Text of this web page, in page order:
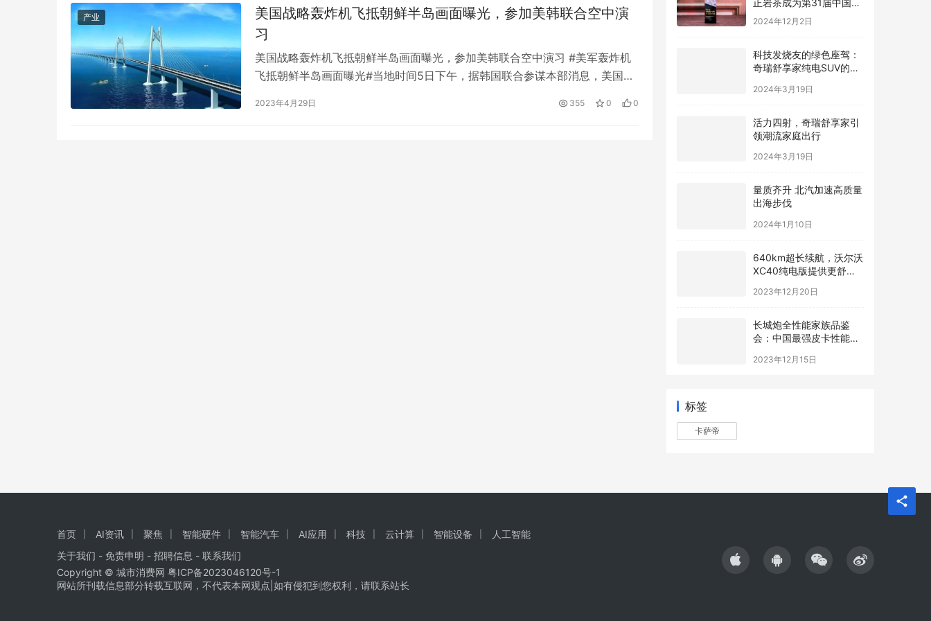
晚。看着纪念…
产业
美国战略轰炸机飞抵朝鲜半岛画面曝光，参加美韩联合空中演
习
美国战略轰炸机飞抵朝鲜半岛画面曝光，参加美韩联合空中演习 #美军轰炸机
飞抵朝鲜半岛画面曝光#当地时间5日下午，据韩国联合参谋本部消息，美国战
演习。此外，当天11时32分至11时59分，韩国军方还监测到朝鲜向半岛西部海
2023年4月29日 355 0 0
正岩茶成为第31届中国国
际广告节唯一指定茶叶品
2024年12月2日
科技发烧友的绿色座驾：
奇瑞舒享家纯电SUV的智
2024年3月19日
活力四射，奇瑞舒享家引
领潮流家庭出行
2024年3月19日
量质齐升 北汽加速高质量
出海步伐
2024年1月10日
640km超长续航，沃尔沃
XC40纯电版提供更舒适
2023年12月20日
长城炮全性能家族品鉴
会：中国最强皮卡性能战
2023年12月15日
标签
卡萨帝
首页 AI资讯 聚焦 智能硬件 智能汽车 AI应用 科技 云计算 智能设备
人工智能
关于我们 - 免责申明 - 招聘信息 - 联系我们
Copyright © 城市消费网 粤ICP备2023046120号-1
网站所刊载信息部分转载互联网，不代表本网观点|如有侵犯到您权利，请联系站长